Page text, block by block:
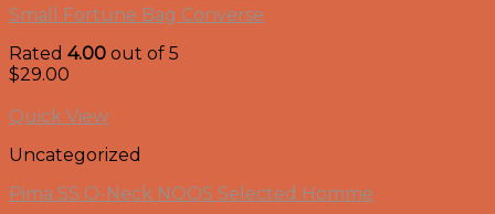
Small Fortune Bag Converse
Rated 4.00 out of 5
$29.00
Quick View
Uncategorized
Pima SS O-Neck NOOS Selected Homme